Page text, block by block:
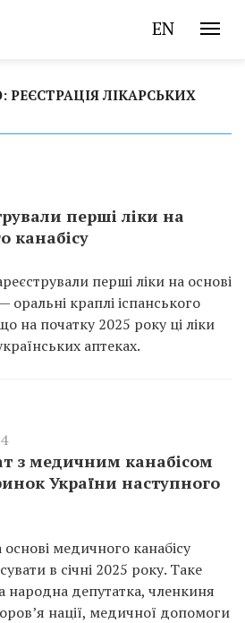
EN
ЛІКАРСЬКИХ
перші ліки на
канабісу
перші ліки на основі
оральні краплі іспанського
на початку 2025 року ці ліки
аптеках.
з медичним канабісом
України наступного
медичного канабісу
в січні 2025 року. Таке
депутатка, членкиня
нації, медичної допомоги